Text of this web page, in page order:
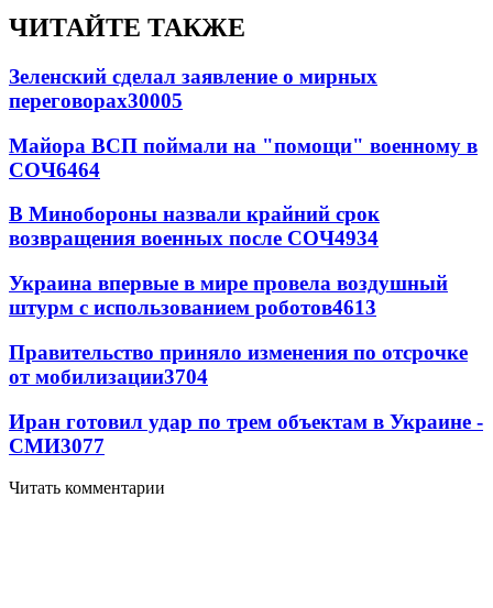
ЧИТАЙТЕ ТАКЖЕ
Зеленский сделал заявление о мирных
переговорах30005
Майора ВСП поймали на "помощи" военному в
СОЧ6464
В Минобороны назвали крайний срок
возвращения военных после СОЧ4934
Украина впервые в мире провела воздушный
штурм с использованием роботов4613
Правительство приняло изменения по отсрочке
от мобилизации3704
Иран готовил удар по трем объектам в Украине -
СМИ3077
Читать комментарии